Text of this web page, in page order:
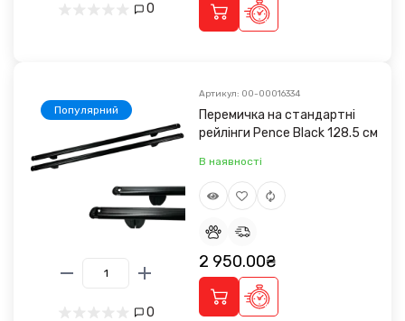
0
Популярний
0
Артикул: 00-00016334
Перемичка на стандартні
рейлінги Pence Black 128.5 cм
В наявності
2 950.00₴